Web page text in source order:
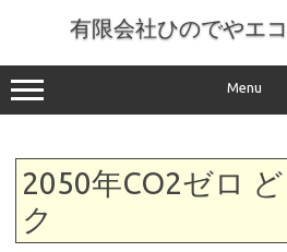
へ
ス
有限会社ひのでやエ
Menu
2050年CO2ゼロ
ク